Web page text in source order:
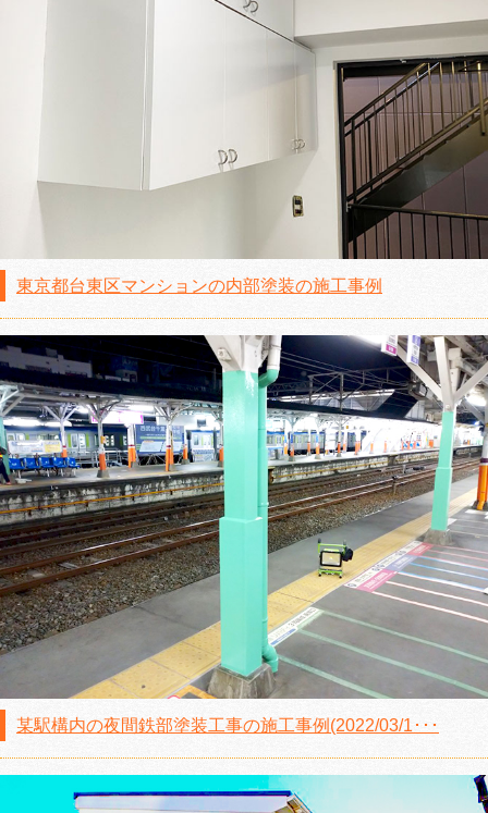
東京都台東区マンションの内部塗装の施工事例
某駅構内の夜間鉄部塗装工事の施工事例(2022/03/1･･･